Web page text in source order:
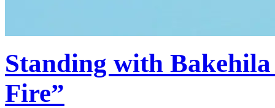
Standing with
Fire”